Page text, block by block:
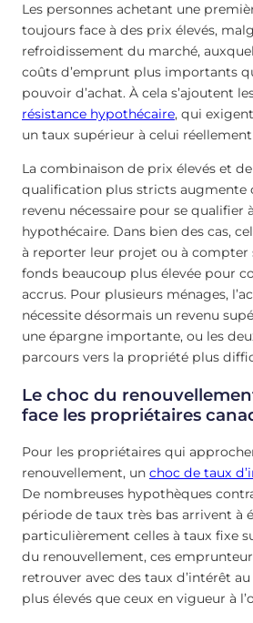
Les personnes achetant une
toujours face à des prix élevés,
refroidissement du marché,
coûts d’emprunt plus importants
pouvoir d’achat. À cela s’ajoutent
résistance hypothécaire, qui
un taux supérieur à celui
La combinaison de prix élevés et
qualification plus stricts augmente
revenu nécessaire pour se qualifier
hypothécaire. Dans bien des cas,
à reporter leur projet ou à compter
fonds beaucoup plus élevée pour
accrus. Pour plusieurs ménages,
nécessite désormais un revenu
une épargne importante, ou les
parcours vers la propriété plus
Le choc du
face les propriétaires
Pour les propriétaires qui
renouvellement, un choc de taux
De nombreuses hypothèques
période de taux très bas arrivent à
particulièrement celles à taux fixe
du renouvellement, ces
retrouver avec des taux d’intérêt
plus élevés que ceux en vigueur à